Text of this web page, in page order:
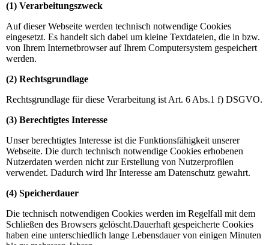
(1) Verarbeitungszweck
Auf dieser Webseite werden technisch notwendige Cookies
eingesetzt. Es handelt sich dabei um kleine Textdateien, die in bzw.
von Ihrem Internetbrowser auf Ihrem Computersystem gespeichert
werden.
(2) Rechtsgrundlage
Rechtsgrundlage für diese Verarbeitung ist Art. 6 Abs.1 f) DSGVO.
(3) Berechtigtes Interesse
Unser berechtigtes Interesse ist die Funktionsfähigkeit unserer
Webseite. Die durch technisch notwendige Cookies erhobenen
Nutzerdaten werden nicht zur Erstellung von Nutzerprofilen
verwendet. Dadurch wird Ihr Interesse am Datenschutz gewahrt.
(4) Speicherdauer
Die technisch notwendigen Cookies werden im Regelfall mit dem
Schließen des Browsers gelöscht.Dauerhaft gespeicherte Cookies
haben eine unterschiedlich lange Lebensdauer von einigen Minuten